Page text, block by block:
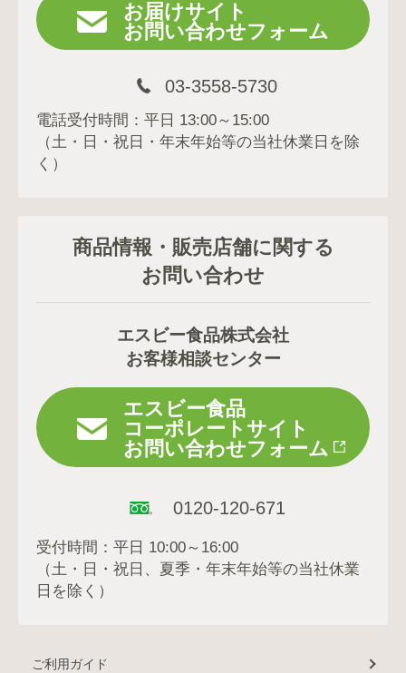
お届けサイト
お問い合わせフォーム
03-3558-5730
電話受付時間：平日 13:00～15:00
（土・日・祝日・年末年始等の当社休業日を除
く）
商品情報・販売店舗に関する
お問い合わせ
エスビー食品株式会社
お客様相談センター
エスビー食品
コーポレートサイト
お問い合わせフォーム
0120-120-671
受付時間：平日 10:00～16:00
（土・日・祝日、夏季・年末年始等の当社休業
日を除く）
ご利用ガイド